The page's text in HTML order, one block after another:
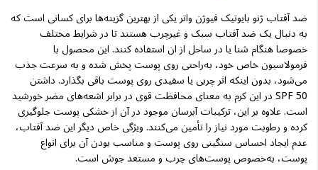
ضد آفتاب ژنو بایوتیک فیوژن واتر یکی از بهترین گزینه‌ها برای کسانی است که
به دنبال یک ضد آفتاب سبک و غیرچرب هستند تا در شرایط مختلف
خصوصا هنگام شنا یا در ساحل از ان استفاده کنند. این محصول با
فرمولاسیون خاص خود، به‌راحتی روی پوست پخش شده و به سرعت جذب
می‌شود، بدون اینکه اثر چربی یا سفیدی روی پوست باقی بگذارد. داشتن
SPF 50 در این کرم به معنای محافظت قوی در برابر اشعه‌های مضر خورشید
است. علاوه بر این، ترکیبات آبرسان موجود در آن از خشکی پوست جلوگیری
کرده و رطوبت مورد نیاز را تأمین می‌کنند. ویژگی خاص دیگر این ضد آفتاب،
عدم ایجاد احساس سنگینی روی پوست و مناسب بودن آن برای انواع
پوست، به‌خصوص پوست‌های چرب و مستعد جوش است.